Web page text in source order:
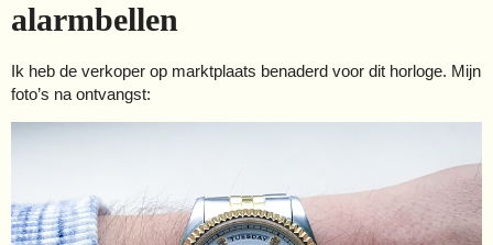
alarmbellen
Ik heb de verkoper op marktplaats benaderd voor dit horloge. Mijn
foto’s na ontvangst: